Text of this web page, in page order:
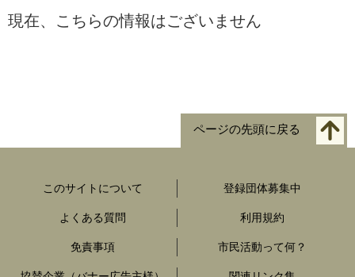
現在、こちらの情報はございません
ページの先頭に戻る
このサイトについて 登録団体募集中
よくある質問 利用規約
免責事項 市民活動って何？